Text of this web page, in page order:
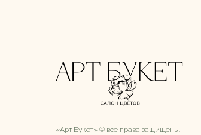
«Арт Букет» ©️ все права защищены.